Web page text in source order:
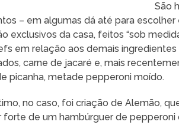
São
– em algumas dá até para
exclusivos da casa, feitos “sob
em relação aos demais
carne de jacaré e, mais
picanha, metade pepperoni moído.
no caso, foi criação de Alemão,
forte de um hambúrguer de